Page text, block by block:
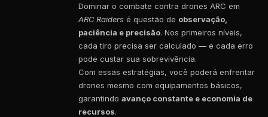
Dominar o combate contra drones ARC em
ARC Raiders é questão de observação,
paciência e precisão. Nos primeiros níveis,
cada tiro precisa ser calculado — e cada erro
pode custar sua sobrevivência.
Com essas estratégias, você poderá enfrentar
drones mesmo com equipamentos básicos,
garantindo avanço constante e economia de
recursos.